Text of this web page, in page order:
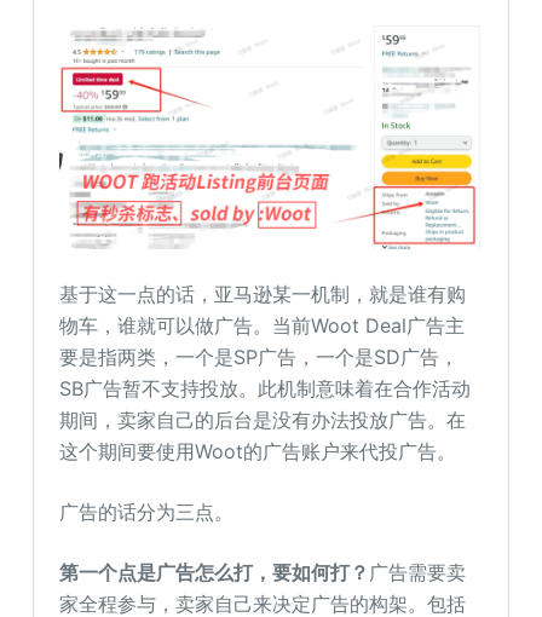
基于这一点的话，亚马逊某一机制，就是谁有购
物车，谁就可以做广告。当前Woot Deal广告主
要是指两类，一个是SP广告，一个是SD广告，
SB广告暂不支持投放。此机制意味着在合作活动
期间，卖家自己的后台是没有办法投放广告。在
这个期间要使用Woot的广告账户来代投广告。
广告的话分为三点。
第一个点是广告怎么打，要如何打？ 广告需要卖
家全程参与，卖家自己来决定广告的构架。包括